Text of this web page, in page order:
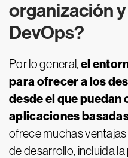
organización
DevOps?
Por lo general,el
para ofrecer a los
desde el que
aplicaciones
ofrece muchas
de desarrollo, incluida